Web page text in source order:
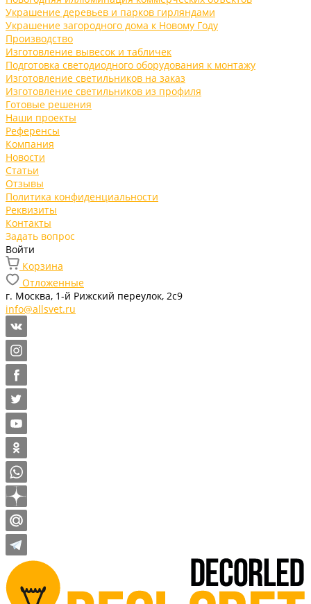
Украшение деревьев и парков гирляндами
Украшение загородного дома к Новому Году
Производство
Изготовление вывесок и табличек
Подготовка светодиодного оборудования к монтажу
Изготовление светильников на заказ
Изготовление светильников из профиля
Готовые решения
Наши проекты
Референсы
Компания
Новости
Статьи
Отзывы
Политика конфиденциальности
Реквизиты
Контакты
Задать вопрос
Войти
Корзина
Отложенные
г. Москва, 1-й Рижский переулок, 2с9
info@allsvet.ru